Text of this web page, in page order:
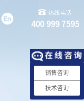
热线电话
400 999 7595
销售咨询
技术咨询